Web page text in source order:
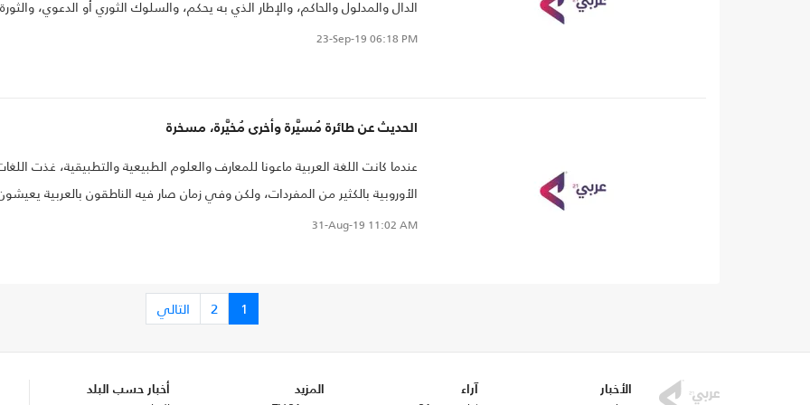
الدال والمدلول والحاكم، والإطار الذي به يحكم، والسلوك الثوري أو الدعوي، والثورة
والدعوة نفسها23-Sep-19 06:18 PM
الحديث عن طائرة مُسيَّرة وأخرى مُخيَّرة، مسخرة
عندما كانت اللغة العربية ماعونا للمعارف والعلوم الطبيعية والتطبيقية، غذت
الأوروبية بالكثير من المفردات، ولكن وفي زمان صار فيه الناطقون بالعربية
عالة على الآخرين في مجال العلوم والمخترعات العصرية، نشأ مركب النقص الذي
31-Aug-19 11:02 AM
1
2 التالي
الأخبار آراء المزيد أخبار حسب البلد